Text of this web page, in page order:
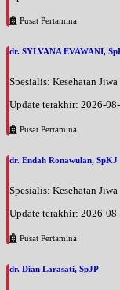
Pusat Pertamina
dr. SYLVANA EVAWANI,
Spesialis: Kesehatan Jiwa
Update terakhir: 2026-
Pusat Pertamina
dr. Endah Ronawulan, SpKJ
Spesialis: Kesehatan Jiwa
Update terakhir: 2026-
Pusat Pertamina
dr. Dian Larasati, SpJP